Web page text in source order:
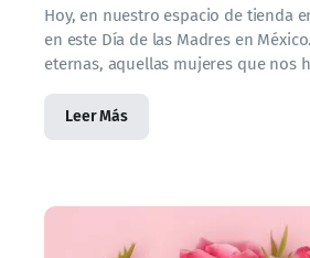
Hoy, en nuestro espacio de tienda
en este Día de las Madres en
eternas, aquellas mujeres que nos
Leer Más